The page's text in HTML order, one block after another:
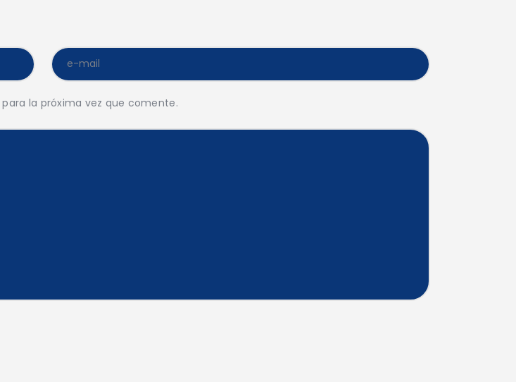
la próxima vez que comente.